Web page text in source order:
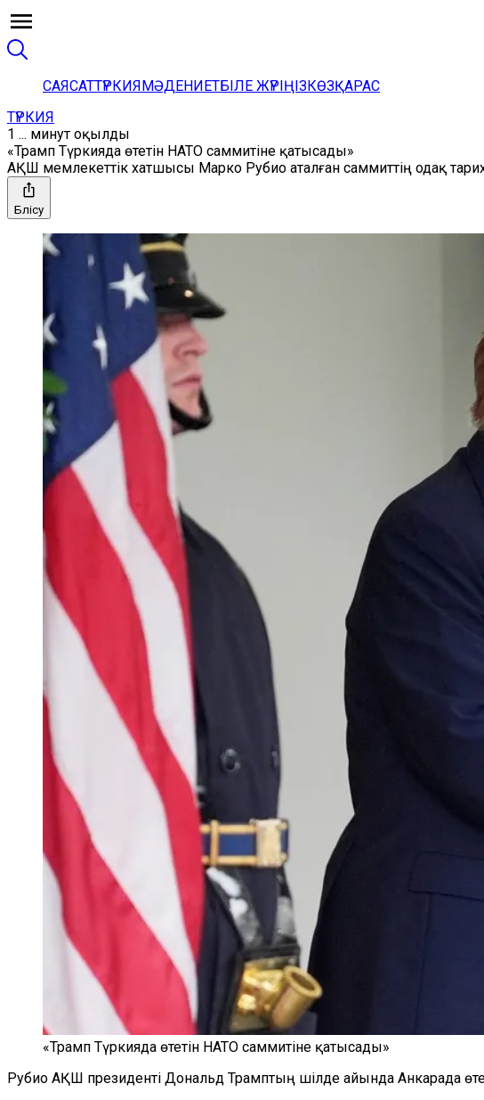
САЯСАТТҮРКИЯМӘДЕНИЕТБІЛЕ ЖҮРІҢІЗКӨЗҚАРАС
ТҮРКИЯ
1 ... минут оқылды
«Трамп Түркияда өтетін НАТО саммитіне қатысады»
АҚШ мемлекеттік хатшысы Марко Рубио аталған саммиттің одақ
Бөлісу
«Трамп Түркияда өтетін НАТО саммитіне қатысады»
Рубио АҚШ президенті Дональд Трамптың шілде айында Анкарада